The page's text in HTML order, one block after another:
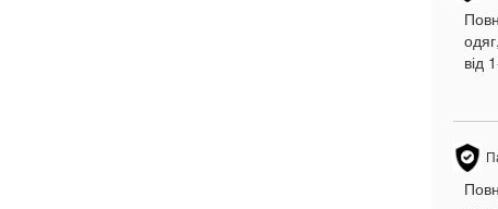
від